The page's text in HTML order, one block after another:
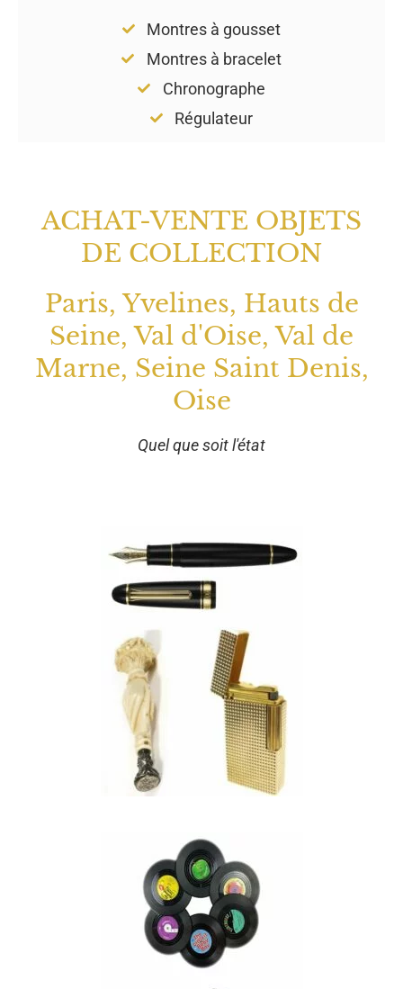
Montres à gousset
Montres à bracelet
Chronographe
Régulateur
ACHAT-VENTE OBJETS
DE COLLECTION
Paris, Yvelines, Hauts de
Seine, Val d'Oise, Val de
Marne, Seine Saint Denis,
Oise
Quel que soit l'état